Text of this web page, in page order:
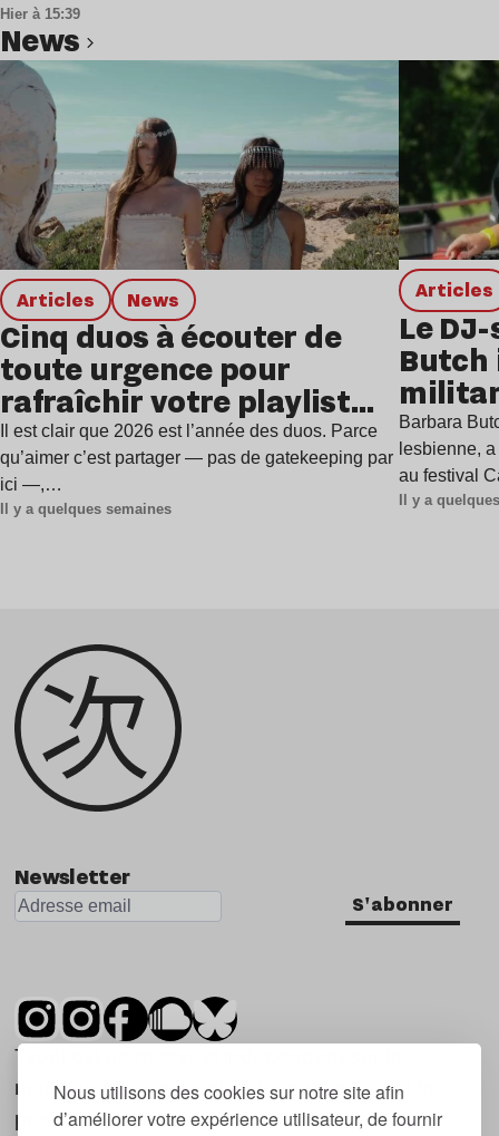
Nous utilisons des cookies sur notre site afin
d’améliorer votre expérience utilisateur, de fournir
Hier à 15:39
news
Articles news
Cinq duos à écouter de
toute urgence pour
rafraîchir votre playlist
estivale
Il est clair que 2026 est l’année des duos. Parce
qu’aimer c’est partager — pas de gatekeeping par
ici —,…
Il y a quelques semaines
Articles
Le
Butch
à
Barbara
lesbienne,
au festival
Il y a
Lire l’article
Newsletter
S'abonner
Tsugi est un mensuel indépendant sur la
musique et les nouvelles tendances, dont la
première parution date de 2007.